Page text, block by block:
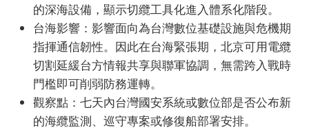
的深海設備，顯示切纜工具化進入體系化階段。
台海影響：影響面向為台灣數位基礎設施與危機期
指揮通信韌性。因此在台海緊張期，北京可用電纜
切割延緩台方情報共享與聯軍協調，無需跨入戰時
門檻即可削弱防務運轉。
觀察點：七天內台灣國安系統或數位部是否公布新
的海纜監測、巡守專案或修復船部署安排。